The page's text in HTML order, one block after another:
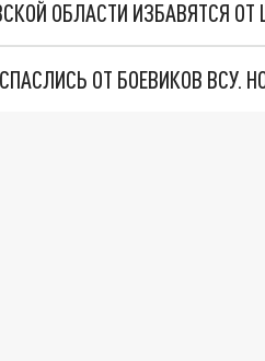
ОБЛАСТИ ИЗБАВЯТСЯ
ОТ БОЕВИКОВ ВСУ.